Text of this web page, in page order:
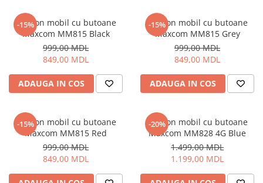
-15%
Telefon mobil cu butoane
Maxcom MM815 Black
999,00 MDL
849,00 MDL
ADAUGA IN COS
-15%
Telefon mobil cu butoane
Maxcom MM815 Grey
999,00 MDL
849,00 MDL
ADAUGA IN COS
-15%
Telefon mobil cu butoane
Maxcom MM815 Red
999,00 MDL
849,00 MDL
-20%
Telefon mobil cu butoane
Maxcom MM828 4G Blue
1.499,00 MDL
1.199,00 MDL